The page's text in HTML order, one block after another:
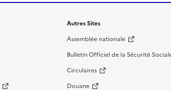
Autres Sites
Assemblée nationale
Bulletin Officiel de la Sécurité
Circulaires
Douane